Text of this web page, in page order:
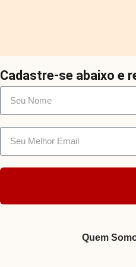
Cadastre-se abaixo e
Quem